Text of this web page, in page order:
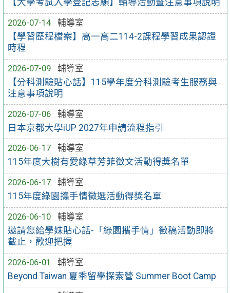
【大學考試入學登記志願】輔導活動暨注意事項說明
2026-07-14
輔導室
【學習歷程檔案】高一高二114-2課程學習成果認證
時程
2026-07-09
輔導室
【分科測驗貼心話】115學年度分科測驗考生服務與
注意事項說明
2026-07-06
輔導室
日本京都大學iUP 2027年申請流程指引
2026-06-17
輔導室
115年度大樹有愛綠草芳菲徵文活動得獎名單
2026-06-17
輔導室
115年度綠園攜手情徵選活動得獎名單
2026-06-10
輔導室
邀請您給學妹貼心話-「綠園攜手情」徵稿活動即將
截止，歡迎把握
2026-06-01
輔導室
Beyond Taiwan 夏季留學探索營 Summer Boot Camp